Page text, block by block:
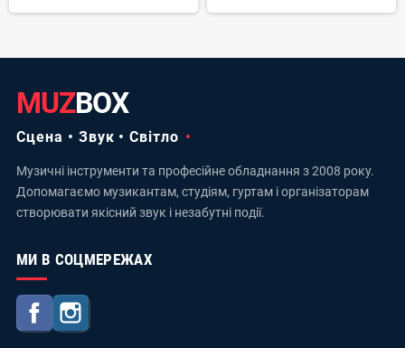
MUZBOX
Сцена • Звук • Світло
Музичні інструменти та професійне обладнання з 2008 року.
Допомагаємо музикантам, студіям, гуртам і організаторам
створювати якісний звук і незабутні події.
МИ В СОЦМЕРЕЖАХ
Facebook